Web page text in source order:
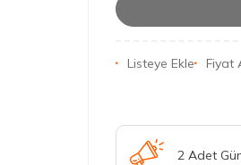
Listeye Ekle Fiyat
2 Adet